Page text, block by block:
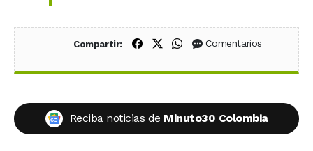
Compartir: Compartir en Facebook
Compartir en X (Twitter)
Compartir en WhatsApp
Comentarios
Reciba noticias de Minuto30 Colombia